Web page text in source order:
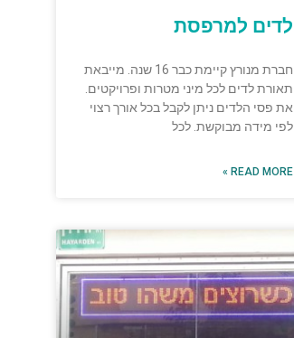
לדים למרפסת
חברת מנורץ קיימת כבר 16 שנה. מייבאת
תאורת לדים לכל מיני מטרות ופרויקטים.
את פסי הלדים ניתן לקבל בכל אורך רצוי
לפי מידה מבוקשת. לכל
READ MORE »